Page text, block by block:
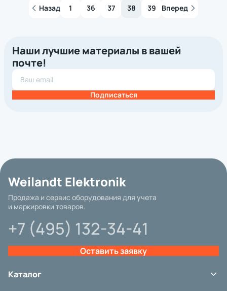
Бренд
Интерфейс подключения
Гарантия
Другие параметры
Категория
Вид принтера
Назад 1 36 37 38 39 Вперед
Наши лучшие материалы в вашей
почте!
Подписаться
Weilandt Elektronik
Продажа и сервис оборудования для учета
и маркировки товаров.
+7 (495) 132-34-41
Оставить заявку
Каталог